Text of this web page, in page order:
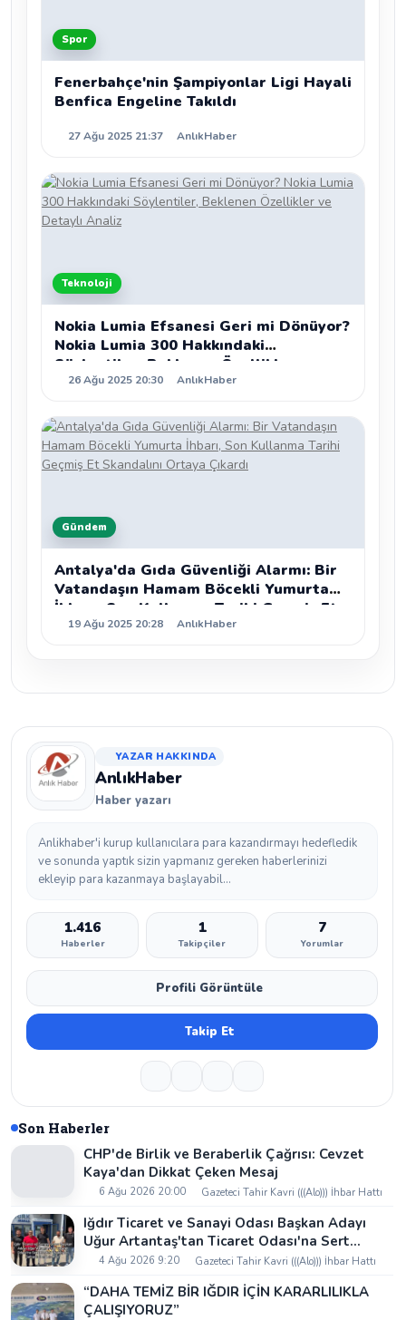
Spor
Fenerbahçe'nin Şampiyonlar Ligi Hayali
Benfica Engeline Takıldı
27 Ağu 2025 21:37 AnlıkHaber
Teknoloji
Nokia Lumia Efsanesi Geri mi Dönüyor?
Nokia Lumia 300 Hakkındaki
Söylentiler, Beklenen Özellikler ve
Detaylı Analiz
26 Ağu 2025 20:30 AnlıkHaber
Gündem
Antalya'da Gıda Güvenliği Alarmı: Bir
Vatandaşın Hamam Böcekli Yumurta
İhbarı, Son Kullanma Tarihi Geçmiş Et
Skandalını Ortaya Çıkardı
19 Ağu 2025 20:28 AnlıkHaber
YAZAR HAKKINDA
AnlıkHaber
Haber yazarı
Anlikhaber'i kurup kullanıcılara para kazandırmayı hedefledik
ve sonunda yaptık sizin yapmanız gereken haberlerinizi
ekleyip para kazanmaya başlayabil...
1.416
Haberler
1
Takipçiler
7
Yorumlar
Profili Görüntüle
Takip Et
Son Haberler
CHP'de Birlik ve Beraberlik Çağrısı: Cevzet
Kaya'dan Dikkat Çeken Mesaj
6 Ağu 2026 20:00 Gazeteci Tahir Kavri (((Alo))) İhbar Hattı
Iğdır Ticaret ve Sanayi Odası Başkan Adayı
Uğur Artantaş'tan Ticaret Odası'na Sert
Eleştiri: "Nakliyeci Sahipsiz Bırakılamaz"
4 Ağu 2026 9:20 Gazeteci Tahir Kavri (((Alo))) İhbar Hattı
“DAHA TEMİZ BİR IĞDIR İÇİN KARARLILIKLA
ÇALIŞIYORUZ”